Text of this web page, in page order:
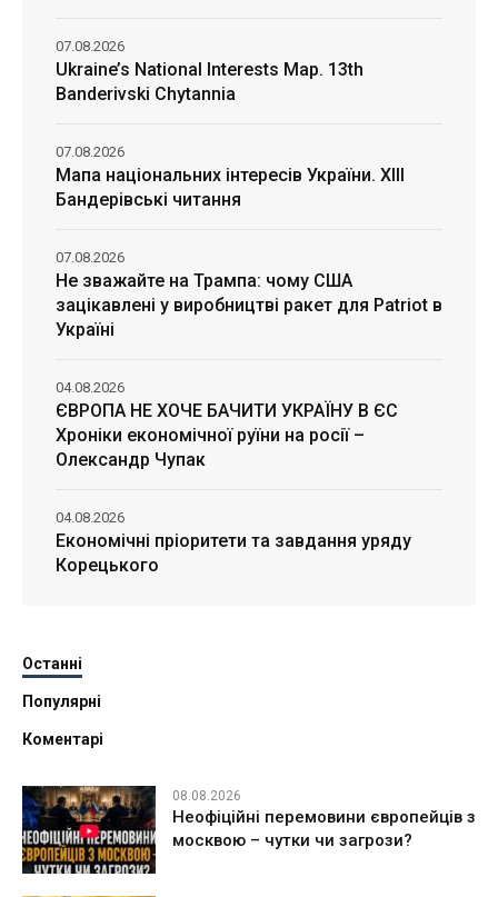
Ukraine’s National Interests Map. 13th
Banderivski Chytannia
07.08.2026
Мапа національних інтересів України. ХІІІ
Бандерівські читання
07.08.2026
Не зважайте на Трампа: чому США
зацікавлені у виробництві ракет для Patriot в
Україні
07.08.2026
ЄВРОПА НЕ ХОЧЕ БАЧИТИ УКРАЇНУ В ЄС
Хроніки економічної руїни на росії –
Олександр Чупак
04.08.2026
Економічні пріоритети та завдання уряду
Корецького
04.08.2026
Останні
Популярні
Коментарі
08.08.2026
Неофіційні перемовини європейців з
москвою – чутки чи загрози?